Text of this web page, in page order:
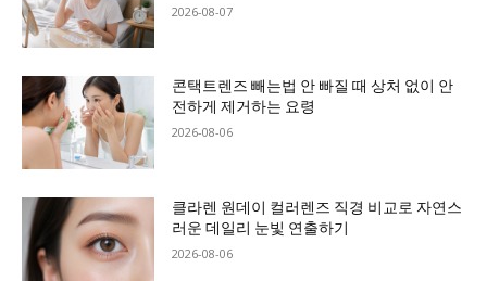
2026-08-07
콘택트렌즈 빼는법 안 빠질 때 상처 없이 안
전하게 제거하는 요령
2026-08-06
클라렌 원데이 컬러렌즈 직경 비교로 자연스
러운 데일리 눈빛 연출하기
2026-08-06